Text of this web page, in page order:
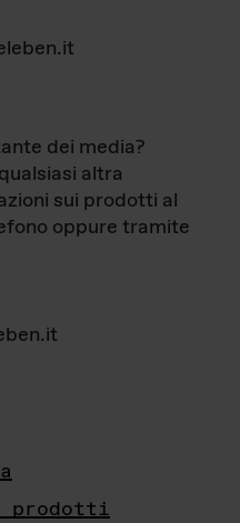
dei media?
altra
sui prodotti al
oppure tramite
prodotti